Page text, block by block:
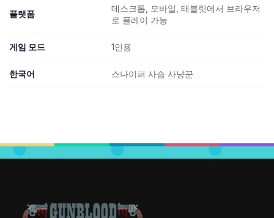
플랫폼
데스크톱, 모바일, 태블릿에서 브라우저
로 플레이 가능
게임 모드 1인용
한국어 스나이퍼 사슴 사냥꾼